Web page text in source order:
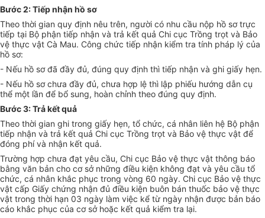
Bước 2: Tiếp nhận hồ sơ
Theo thời gian quy định nêu trên, người có nhu cầu nộp hồ sơ trực
tiếp tại Bộ phận tiếp nhận và trả kết quả Chi cục Trồng trọt và Bảo
vệ thực vật Cà Mau. Công chức tiếp nhận kiểm tra tính pháp lý của
hồ sơ:
- Nếu hồ sơ đã đầy đủ, đúng quy định thì tiếp nhận và ghi giấy hẹn.
- Nếu hồ sơ chưa đầy đủ, chưa hợp lệ thì lập phiếu hướng dẫn cụ
thể một lần để bổ sung, hoàn chỉnh theo đúng quy định.
Bước 3: Trả kết quả
Theo thời gian ghi trong giấy hẹn, tổ chức, cá nhân liên hệ Bộ phận
tiếp nhận và trả kết quả Chi cục Trồng trọt và Bảo vệ thực vật để
đóng phí và nhận kết quả.
Trường hợp chưa đạt yêu cầu, Chi cục Bảo vệ thực vật thông báo
bằng văn bản cho cơ sở những điều kiện không đạt và yêu cầu tổ
chức, cá nhân khắc phục trong vòng 60 ngày. Chi cục Bảo vệ thực
vật cấp Giấy chứng nhận đủ điều kiện buôn bán thuốc bảo vệ thực
vật trong thời hạn 03 ngày làm việc kể từ ngày nhận được bản báo
cáo khắc phục của cơ sở hoặc kết quả kiểm tra lại.